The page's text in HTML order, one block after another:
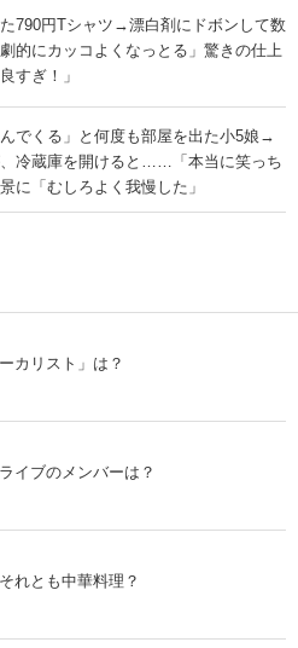
790円Tシャツ→漂白剤にドボンして数
にカッコよくなっとる」驚きの仕上
すぎ！」
でくる」と何度も部屋を出た小5娘→
冷蔵庫を開けると……「本当に笑っち
に「むしろよく我慢した」
カリスト」は？
イブのメンバーは？
れとも中華料理？